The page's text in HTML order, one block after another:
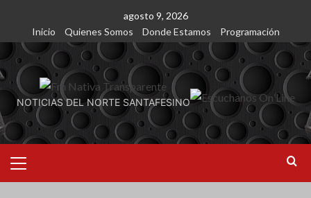
contenido
agosto 9, 2026
Inicio
Quienes Somos Donde Estamos Programación
NOTICIAS DEL NORTE SANTAFESINO
primario